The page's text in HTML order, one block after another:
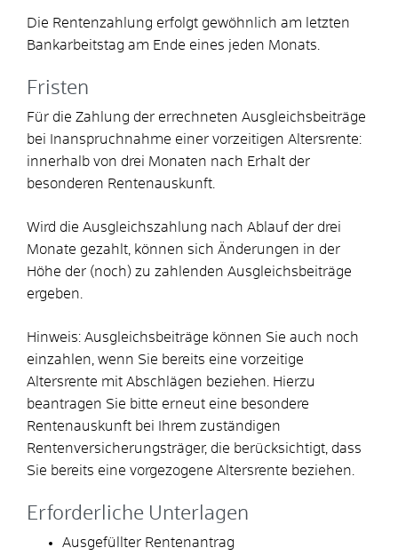
Die Rentenzahlung erfolgt gewöhnlich am letzten
Bankarbeitstag am Ende eines jeden Monats.
Fristen
Für die Zahlung der errechneten Ausgleichsbeiträge
bei Inanspruchnahme einer vorzeitigen Altersrente:
innerhalb von drei Monaten nach Erhalt der
besonderen Rentenauskunft.
Wird die Ausgleichszahlung nach Ablauf der drei
Monate gezahlt, können sich Änderungen in der
Höhe der (noch) zu zahlenden Ausgleichsbeiträge
ergeben.
Hinweis: Ausgleichsbeiträge können Sie auch noch
einzahlen, wenn Sie bereits eine vorzeitige
Altersrente mit Abschlägen beziehen. Hierzu
beantragen Sie bitte erneut eine besondere
Rentenauskunft bei Ihrem zuständigen
Rentenversicherungsträger, die berücksichtigt, dass
Sie bereits eine vorgezogene Altersrente beziehen.
Erforderliche Unterlagen
Ausgefüllter Rentenantrag